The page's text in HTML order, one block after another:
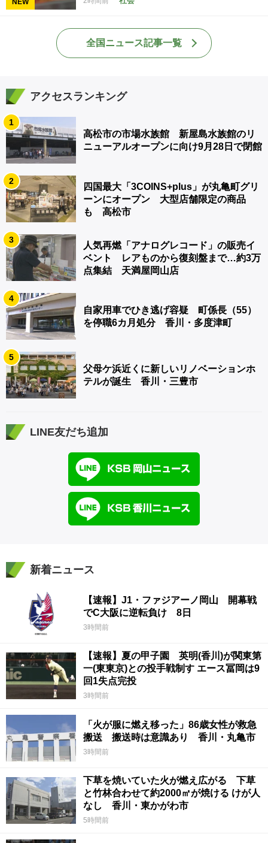
NEW
全国ニュース記事一覧
アクセスランキング
1
高松市の市場水族館 新屋島水族館のリ
ニューアルオープンに向け9月28日で閉館
2
四国最大「3COINS+plus」が丸亀町グリ
ーンにオープン 大型店舗限定の商品
も 高松市
3
人気再燃「アナログレコード」の販売イ
ベント レアものから復刻盤まで…約3万
点集結 天満屋岡山店
4
自家用車でひき逃げ容疑 町係長（55）
を停職6カ月処分 香川・多度津町
5
父母ケ浜近くに新しいリノベーションホ
テルが誕生 香川・三豊市
LINE友だち追加
新着ニュース
【速報】J1・ファジアーノ岡山 開幕戦
でC大阪に逆転負け 8日
3時間前
【速報】夏の甲子園 英明(香川)が関東第
一(東東京)との投手戦制す エース冨岡は9
回1失点完投
3時間前
「火が服に燃え移った」86歳女性が救急
搬送 搬送時は意識あり 香川・丸亀市
3時間前
下草を焼いていた火が燃え広がる 下草
と竹林合わせて約2000㎡が焼ける けが人
なし 香川・東かがわ市
5時間前